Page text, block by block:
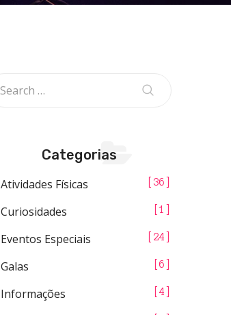
Categorias
Atividades Físicas 36
Curiosidades 1
Eventos Especiais 24
Galas 6
Informações 4